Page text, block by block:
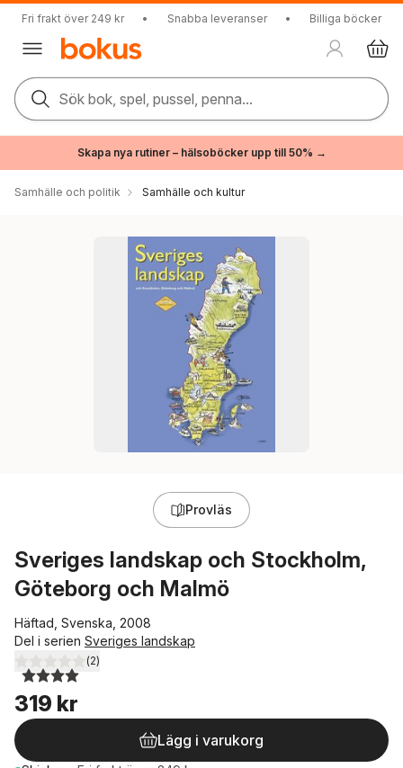
Fri frakt över 249 kr • Snabba leveranser • Billiga böcker
Sök bok, spel, pussel, penna...
Skapa nya rutiner – hälsoböcker upp till 50% →
Samhälle och politik Samhälle och kultur
Provläs
Sveriges landskap och Stockholm,
Göteborg och Malmö
Häftad, Svenska, 2008
Del i serien Sveriges landskap
4,0utav 5 stjärnor. Totalt antal röster:
(2)
319 kr
Lägg i varukorg